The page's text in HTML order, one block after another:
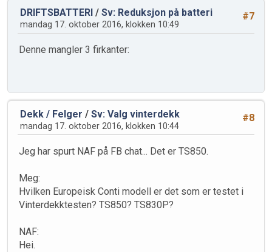
#7
DRIFTSBATTERI / Sv: Reduksjon på batteri
mandag 17. oktober 2016, klokken 10:49
Denne mangler 3 firkanter:
#8
Dekk / Felger / Sv: Valg vinterdekk
mandag 17. oktober 2016, klokken 10:44
Jeg har spurt NAF på FB chat... Det er TS850.
Meg:
Hvilken Europeisk Conti modell er det som er testet i
Vinterdekktesten? TS850? TS830P?
NAF:
Hei.